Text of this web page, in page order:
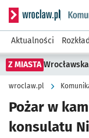
Serwis
Aktualności
Z MIASTA
wroclaw.pl
Pożar w
konsulatu